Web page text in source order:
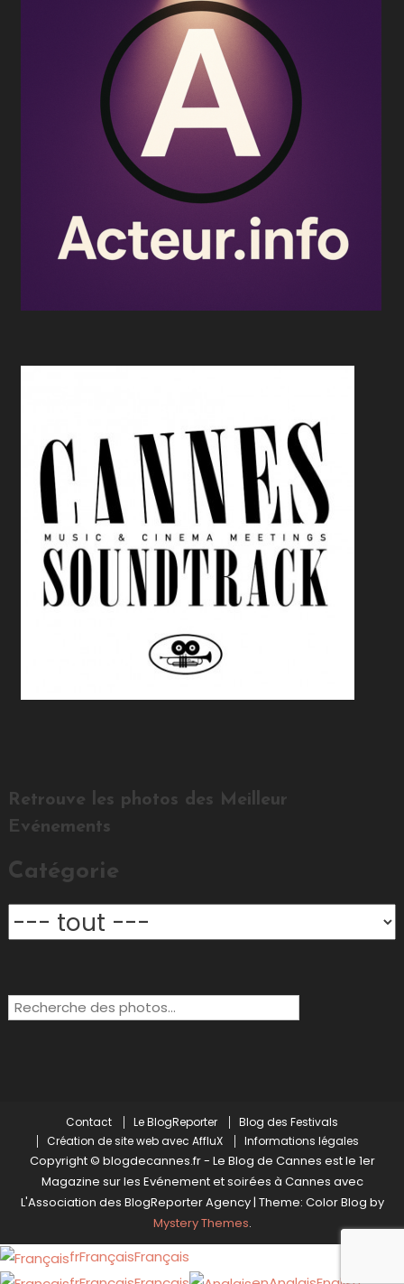
Retrouve les photos des Meilleur
Evénements
Catégorie
Rechercher:
Contact Le BlogReporter
Blog des Festivals
Création de site web avec AffluX
Informations légales
Copyright © blogdecannes.fr - Le Blog de Cannes est le 1er
Magazine sur les Evénement et soirées à Cannes avec
L'Association des BlogReporter Agency| Theme: Color Blog by
Mystery Themes.
frFrançaisFrançais